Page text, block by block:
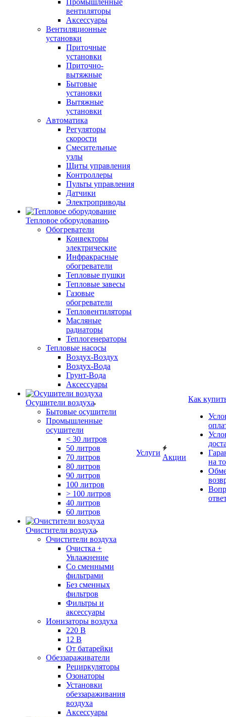
Промышленные
вентиляторы
Аксессуары
Вентиляционные
установки
Приточные
установки
Приточно-
вытяжные
Бытовые
установки
Вытяжные
установки
Автоматика
Регуляторы
скорости
Смесительные
узлы
Щиты управления
Контроллеры
Пульты управления
Датчики
Электроприводы
Тепловое оборудование
Обогреватели
Конвекторы
электрические
Инфракрасные
обогреватели
Тепловые пушки
Тепловые завесы
Газовые
обогреватели
Тепловентиляторы
Масляные
радиаторы
Теплогенераторы
Тепловые насосы
Воздух-Воздух
Воздух-Вода
Грунт-Вода
Аксессуары
Осушители воздуха
Бытовые осушители
Промышленные
осушители
< 30 литров
50 литров
70 литров
80 литров
90 литров
100 литров
> 100 литров
40 литров
60 литров
Очистители воздуха
Очистители воздуха
Очистка +
Увлажнение
Cо сменными
фильтрами
Без сменных
фильтров
Фильтры и
аксессуары
Ионизаторы воздуха
220 В
12 В
От батарейки
Обеззараживатели
Рециркуляторы
Озонаторы
Установки
обеззараживания
воздуха
Аксессуары
Услуги
Акции
Как
на